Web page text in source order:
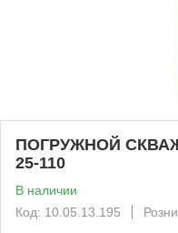
ПОГРУЖНОЙ
25-110
В наличии
Код: 10.05.13.195